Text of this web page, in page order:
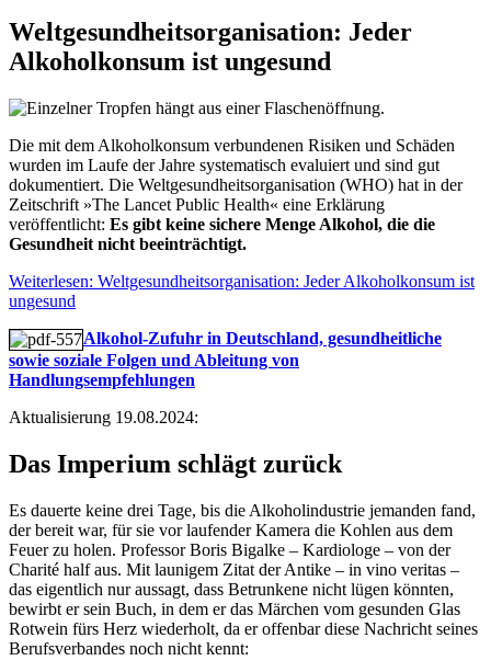
Welt­­gesundheits­­organisation: Jeder
Alkoholkonsum ist ungesund
Die mit dem Alkoholkonsum verbundenen Risiken und Schäden
wurden im Laufe der Jahre systematisch evaluiert und sind gut
dokumentiert. Die Weltgesundheitsorganisation (WHO) hat in der
Zeitschrift »The Lancet Public Health« eine Erklärung
veröffentlicht: Es gibt keine sichere Menge Alkohol, die die
Gesundheit nicht beeinträchtigt.
Weiterlesen: Welt­­gesundheits­­organisation: Jeder Alkoholkonsum ist
ungesund
Alkohol-Zufuhr in Deutschland, gesundheitliche
sowie soziale Folgen und Ableitung von
Handlungsempfehlungen
Aktualisierung 19.08.2024:
Das Imperium schlägt zurück
Es dauerte keine drei Tage, bis die Alkoholindustrie jemanden fand,
der bereit war, für sie vor laufender Kamera die Kohlen aus dem
Feuer zu holen. Professor Boris Bigalke – Kardiologe – von der
Charité half aus. Mit launigem Zitat der Antike – in vino veritas –
das eigentlich nur aussagt, dass Betrunkene nicht lügen könnten,
bewirbt er sein Buch, in dem er das Märchen vom gesunden Glas
Rotwein fürs Herz wiederholt, da er offenbar diese Nachricht seines
Berufsverbandes noch nicht kennt: